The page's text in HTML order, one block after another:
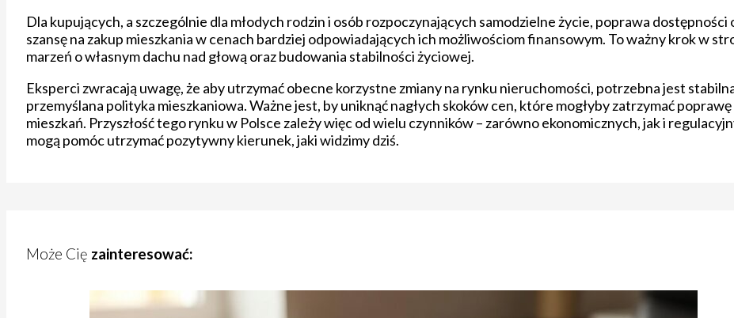
Dla kupujących, a szczególnie dla młodych rodzin i osób rozpoczynających samodzielne życie, poprawa dostępności
szansę na zakup mieszkania w cenach bardziej odpowiadających ich możliwościom finansowym. To ważny krok w
marzeń o własnym dachu nad głową oraz budowania stabilności życiowej.
Eksperci zwracają uwagę, że aby utrzymać obecne korzystne zmiany na rynku nieruchomości, potrzebna jest
przemyślana polityka mieszkaniowa. Ważne jest, by uniknąć nagłych skoków cen, które mogłyby zatrzymać
mieszkań. Przyszłość tego rynku w Polsce zależy więc od wielu czynników – zarówno ekonomicznych, jak i
mogą pomóc utrzymać pozytywny kierunek, jaki widzimy dziś.
Może Cię zainteresować: